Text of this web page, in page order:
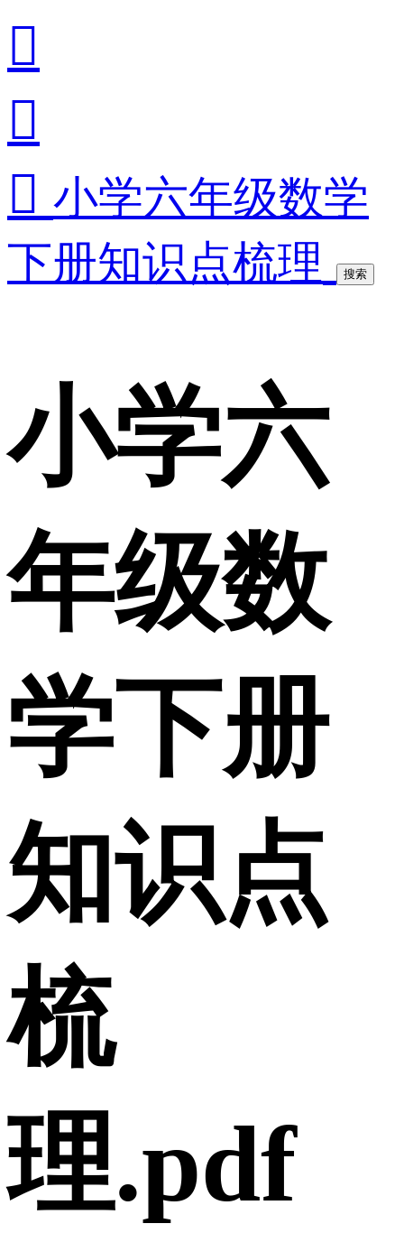


 小学六年级数学
下册知识点梳理
搜索
小学六
年级数
学下册
知识点
梳
理.pdf